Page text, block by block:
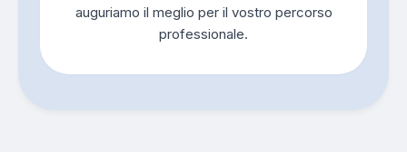
auguriamo il meglio per il vostro percorso
professionale.